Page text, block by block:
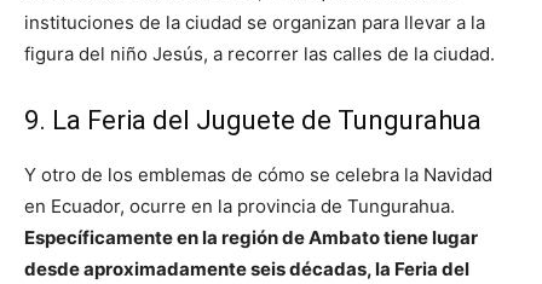
instituciones de la ciudad se organizan para llevar a la
figura del niño Jesús, a recorrer las calles de la ciudad.
9. La Feria del Juguete de Tungurahua
Y otro de los emblemas de cómo se celebra la Navidad
en Ecuador, ocurre en la provincia de Tungurahua.
Específicamente en la región de Ambato tiene lugar
desde aproximadamente seis décadas, la Feria del